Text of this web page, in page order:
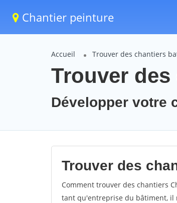
Chantier peinture
Accueil Trouver des chantiers
Trouver
Développer votre
Trouver des
Comment trouver des chantiers
tant qu'entreprise du bâtiment, il